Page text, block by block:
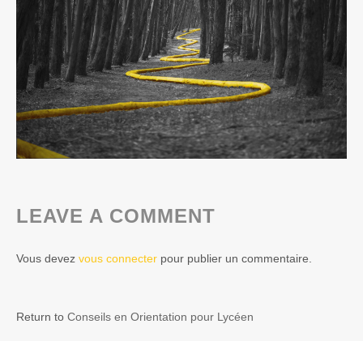
LEAVE A COMMENT
Vous devez vous connecter pour publier un commentaire.
Return to Conseils en Orientation pour Lycéen